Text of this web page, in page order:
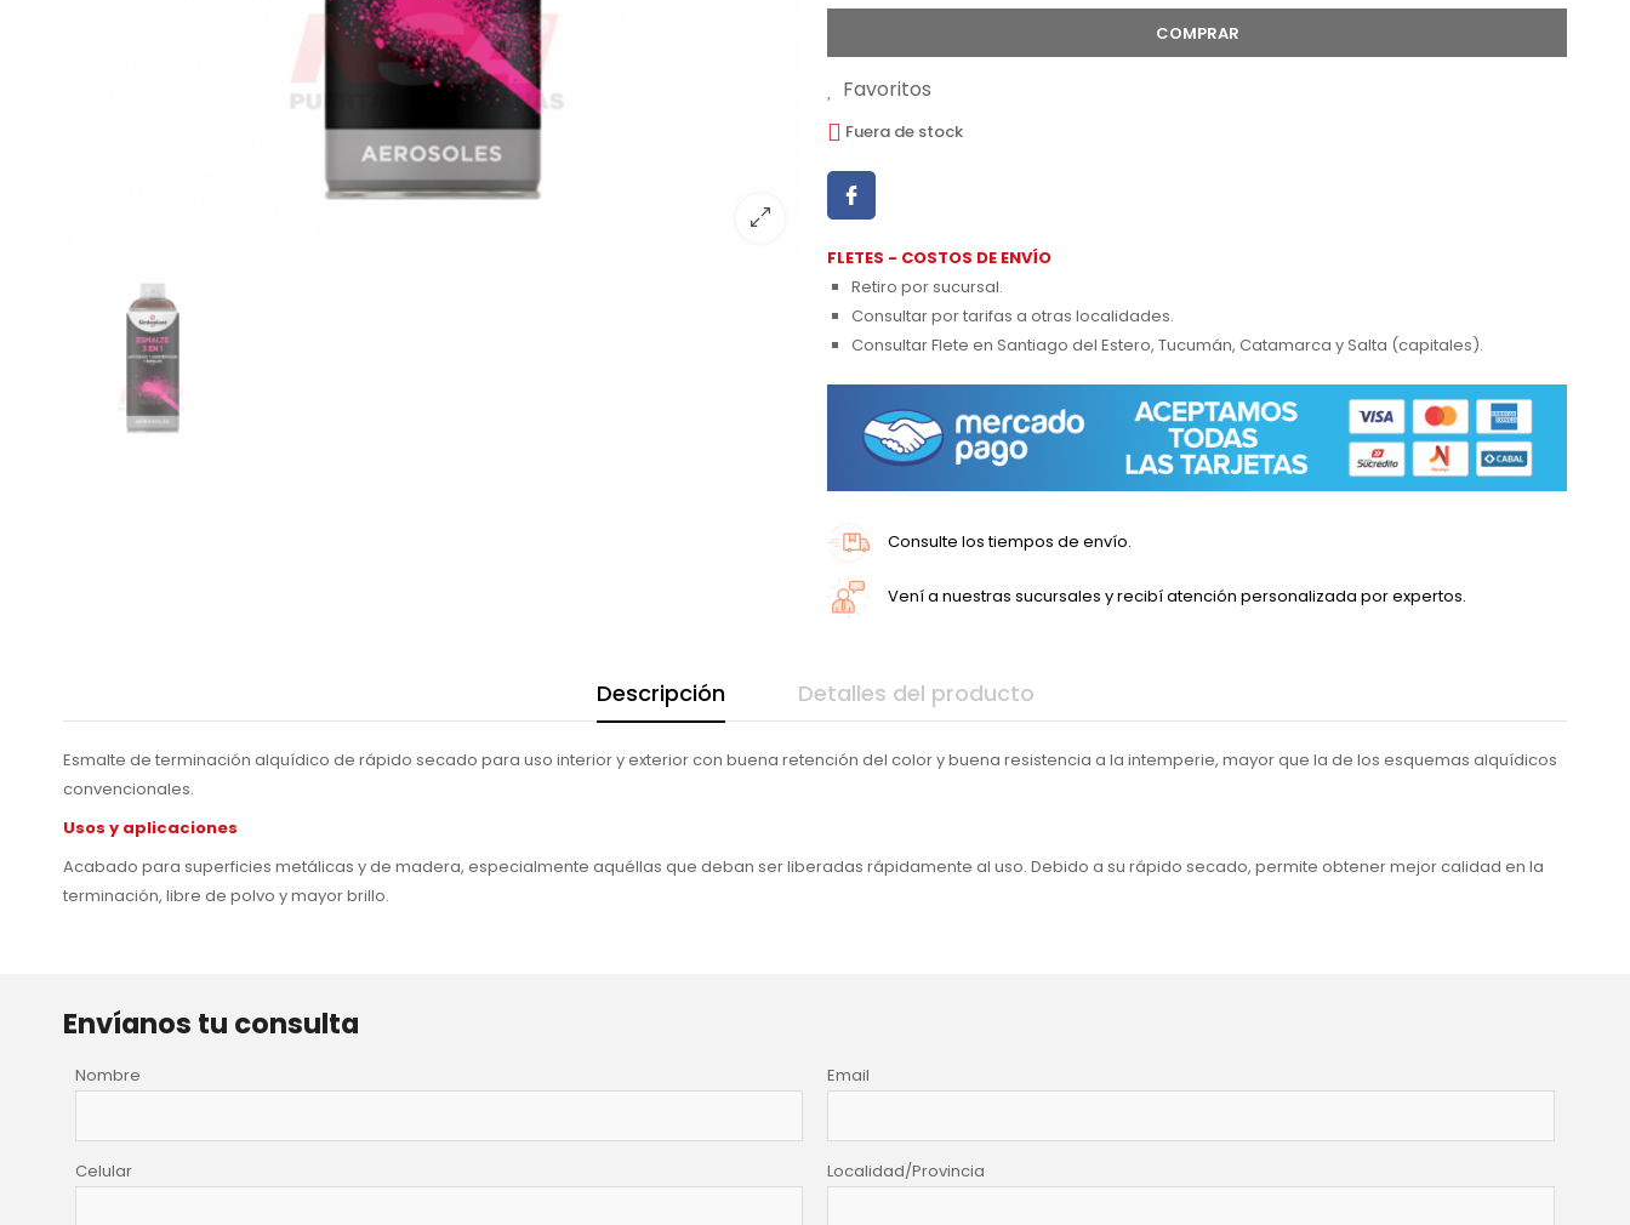
COMPRAR
Favoritos
Fuera de stock
FLETES - COSTOS DE ENVÍO
Retiro por sucursal.
Consultar por tarifas a otras localidades.
Consultar Flete en Santiago del Estero, Tucumán, Catamarca y Salta (capitales).
Consulte los tiempos de envío.
Vení a nuestras sucursales y recibí atención personalizada por expertos.
Descripción Detalles del producto
Esmalte de terminación alquídico de rápido secado para uso interior y exterior con buena retención del color y buena resistencia a la intemperie, mayor que la de los esquemas alquídicos
convencionales.
Usos y aplicaciones
Acabado para superficies metálicas y de madera, especialmente aquéllas que deban ser liberadas rápidamente al uso. Debido a su rápido secado, permite obtener mejor calidad en la
terminación, libre de polvo y mayor brillo.
Envíanos tu consulta
Nombre Email
Celular Localidad/Provincia